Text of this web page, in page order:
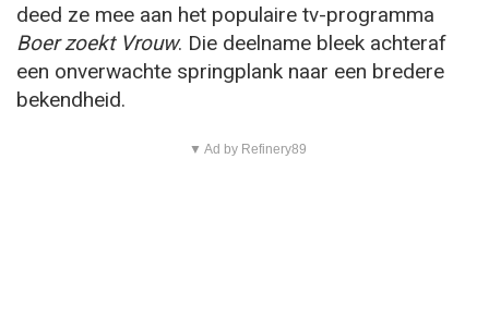
deed ze mee aan het populaire tv-programma
Boer zoekt Vrouw. Die deelname bleek achteraf
een onverwachte springplank naar een bredere
bekendheid.
▼ Ad by Refinery89